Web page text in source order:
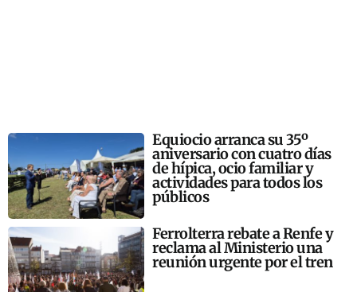
Equiocio arranca su 35º
aniversario con cuatro días
de hípica, ocio familiar y
actividades para todos los
públicos
Ferrolterra rebate a Renfe y
reclama al Ministerio una
reunión urgente por el tren